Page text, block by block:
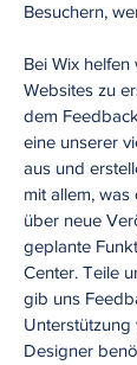
Besuchern,
Bei Wix
Websites zu
dem
eine unserer
aus und
mit allem,
über neue
geplante
Center. Teile
gib uns
Designer